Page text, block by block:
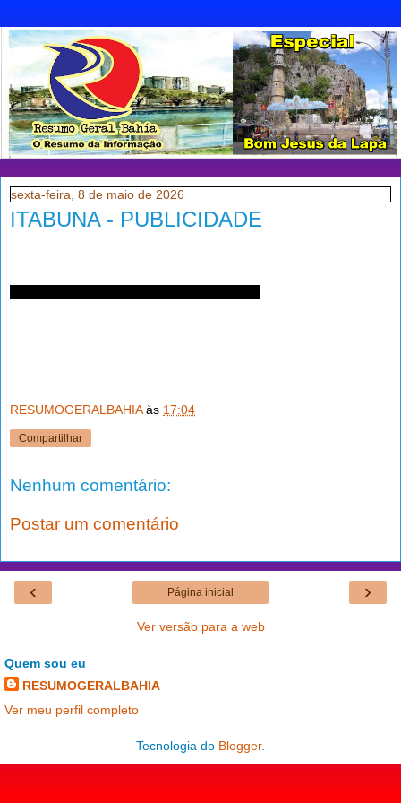
sexta-feira, 8 de maio de 2026
ITABUNA - PUBLICIDADE
RESUMOGERALBAHIA às 17:04
Compartilhar
Nenhum comentário:
Postar um comentário
‹ ›
Página inicial
Ver versão para a web
Quem sou eu
RESUMOGERALBAHIA
Ver meu perfil completo
Tecnologia do Blogger.